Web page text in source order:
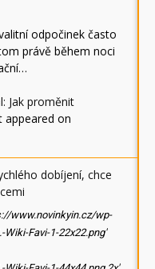
odpočinek často
právě během noci
Jak proměnit
appeared on
dobíjení, chce
www.novinkyin.cz/wp-
Favi-1-22x22.png'